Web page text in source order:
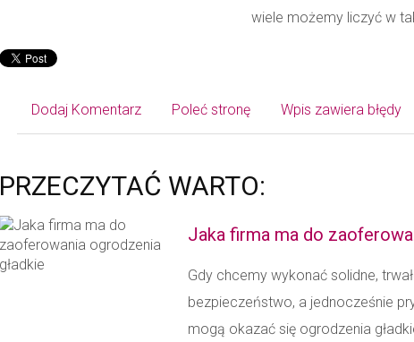
wiele możemy liczyć w
Dodaj Komentarz Poleć stronę Wpis zawiera błędy
PRZECZYTAĆ WARTO:
Jaka firma ma do
Gdy chcemy wykonać solidne,
bezpieczeństwo, a jednocześnie
mogą okazać się ogrodzenia